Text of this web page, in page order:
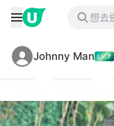
Johnny Man